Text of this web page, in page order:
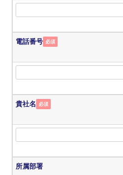
電話番号 必須
貴社名 必須
所属部署